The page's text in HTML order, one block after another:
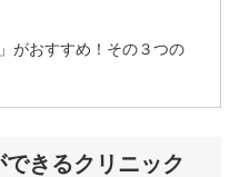
がおすすめ！その３つの
きるクリニック